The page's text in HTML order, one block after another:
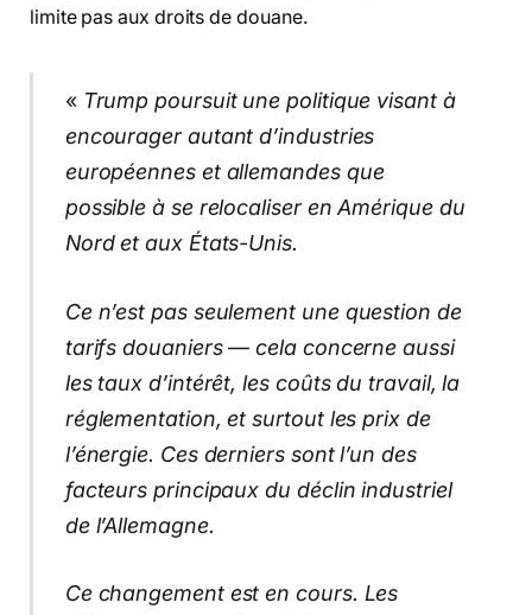
limite pas aux droits de douane.
« Trump poursuit une politique visant à
encourager autant d’industries
européennes et allemandes que
possible à se relocaliser en Amérique du
Nord et aux États-Unis.
Ce n’est pas seulement une question de
tarifs douaniers — cela concerne aussi
les taux d’intérêt, les coûts du travail, la
réglementation, et surtout les prix de
l’énergie. Ces derniers sont l’un des
facteurs principaux du déclin industriel
de l’Allemagne.
Ce changement est en cours. Les